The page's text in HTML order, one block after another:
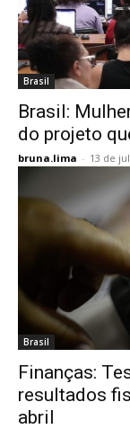
Brasil
Brasil:
do projeto
bruna.lima - 13 de
Brasil
Finanças:
resultados
abril